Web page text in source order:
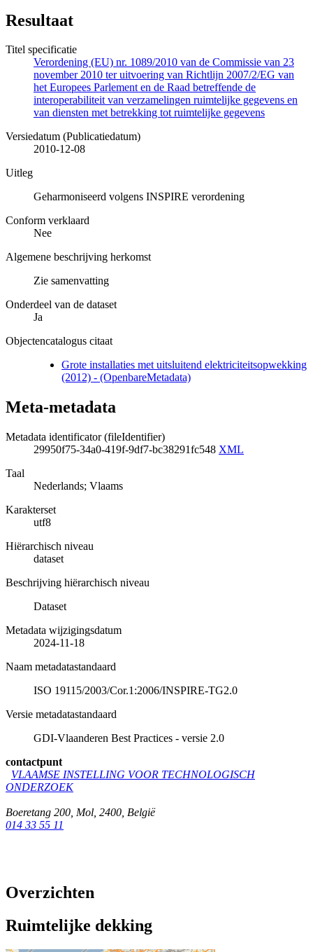
Resultaat
Titel specificatie
Verordening (EU) nr. 1089/2010 van de Commissie van 23
november 2010 ter uitvoering van Richtlijn 2007/2/EG van
het Europees Parlement en de Raad betreffende de
interoperabiliteit van verzamelingen ruimtelijke gegevens en
van diensten met betrekking tot ruimtelijke gegevens
Versiedatum (Publicatiedatum)
2010-12-08
Uitleg
Geharmoniseerd volgens INSPIRE verordening
Conform verklaard
Nee
Algemene beschrijving herkomst
Zie samenvatting
Onderdeel van de dataset
Ja
Objectencatalogus citaat
Grote installaties met uitsluitend elektriciteitsopwekking
(2012) - (OpenbareMetadata)
Meta-metadata
Metadata identificator (fileIdentifier)
29950f75-34a0-419f-9df7-bc38291fc548 XML
Taal
Nederlands; Vlaams
Karakterset
utf8
Hiërarchisch niveau
dataset
Beschrijving hiërarchisch niveau
Dataset
Metadata wijzigingsdatum
2024-11-18
Naam metadatastandaard
ISO 19115/2003/Cor.1:2006/INSPIRE-TG2.0
Versie metadatastandaard
GDI-Vlaanderen Best Practices - versie 2.0
contactpunt
VLAAMSE INSTELLING VOOR TECHNOLOGISCH
ONDERZOEK
Boeretang 200 Mol 2400 België
014 33 55 11
Overzichten
Ruimtelijke dekking